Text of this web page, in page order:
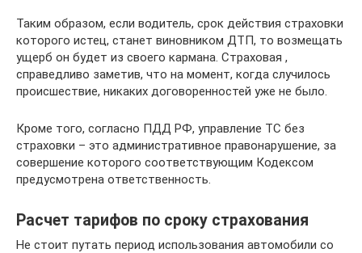
Таким образом, если водитель, срок действия страховки
которого истец, станет виновником ДТП, то возмещать
ущерб он будет из своего кармана. Страховая ,
справедливо заметив, что на момент, когда случилось
происшествие, никаких договоренностей уже не было.
Кроме того, согласно ПДД РФ, управление ТС без
страховки – это административное правонарушение, за
совершение которого соответствующим Кодексом
предусмотрена ответственность.
Расчет тарифов по сроку страхования
Не стоит путать период использования автомобили со